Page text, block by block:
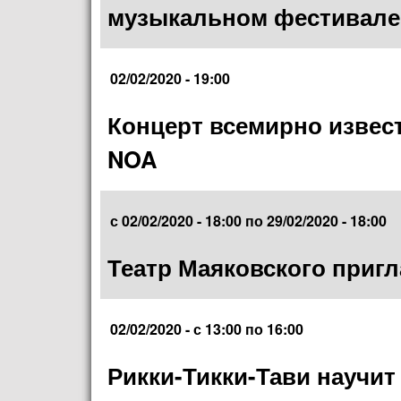
музыкальном
02/02/2020 - 19:00
Концерт всемирно
NOA
с02/02/2020 - 18:00 по29/02/2020 - 18:00
Театр Маяковского
02/02/2020 -с 13:00 по 16:00
Рикки-Тикки-Тави